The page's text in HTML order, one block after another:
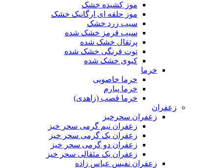
موز کشیده خشک
موز حلقه ای ارگانیک خشک
سیب زرد خشک
سیب قرمز خشک شده
پرتقال خشک شده
توت فرنگی خشک شده
کیوی خشک شده
خرما
خرما خاصویی
خرما پیارم
خرما قصب (زاهدی)
زعفران
زعفران سحرخیز
زعفران نیم گرمی سحر خیز
زعفران یک گرمی سحر خیز
زعفران دو گرمی سحر خیز
زعفران یک مثقالی سحر خیز
زعفران نفیس عباس زاده